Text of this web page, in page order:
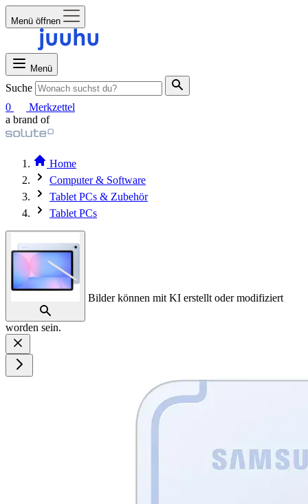
Menü öffnen
Menü
Suche
0
Merkzettel
a brand of
Home
Computer & Software
Tablet PCs & Zubehör
Tablet PCs
Bilder können mit KI erstellt oder modifiziert
worden sein.